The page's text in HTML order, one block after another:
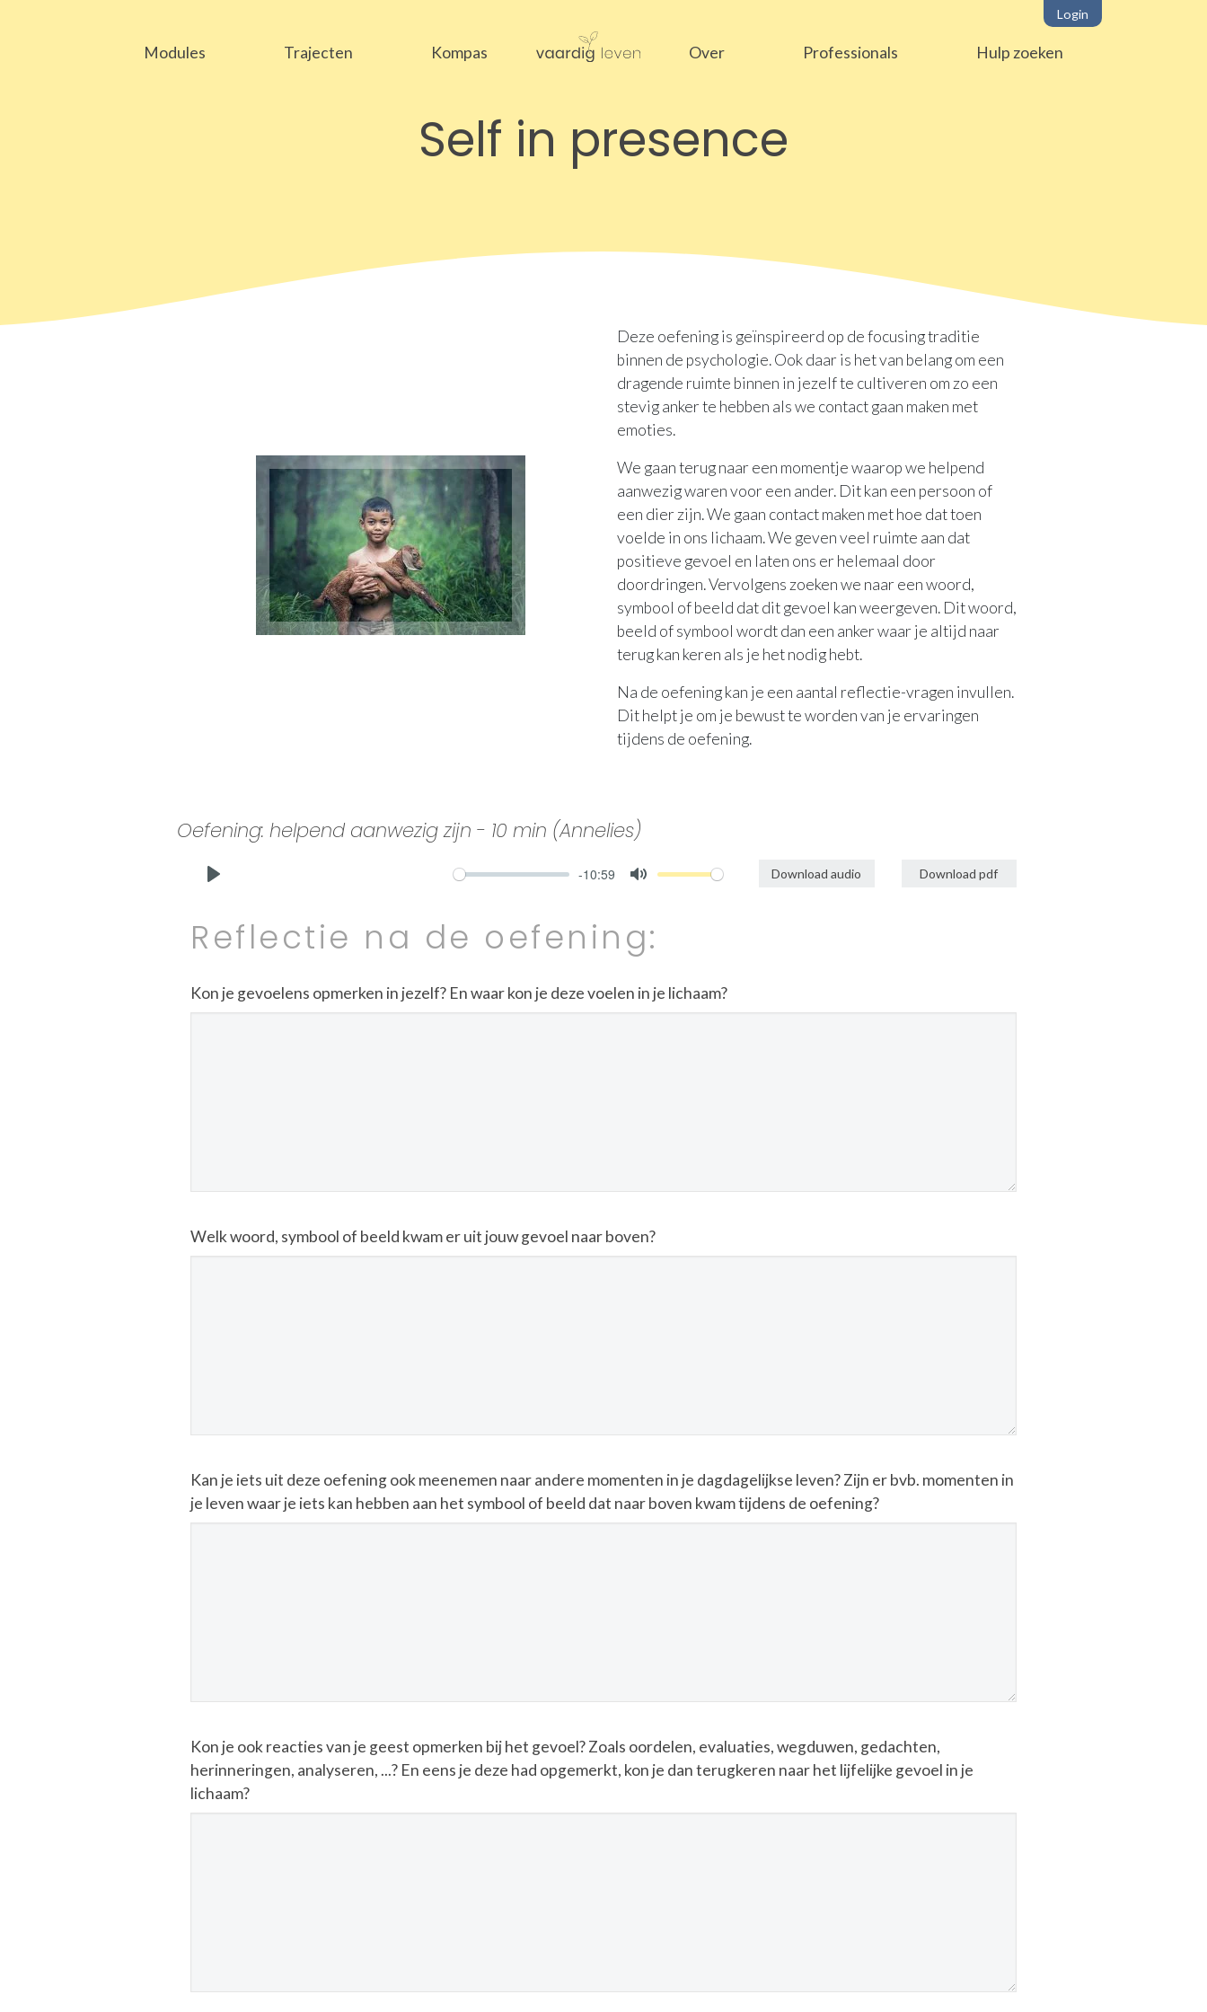
Login
Modules Trajecten Kompas Over Professionals Hulp zoeken
Self in presence
Deze oefening is geïnspireerd op de focusing traditie
binnen de psychologie. Ook daar is het van belang om een
dragende ruimte binnen in jezelf te cultiveren om zo een
stevig anker te hebben als we contact gaan maken met
emoties.
We gaan terug naar een momentje waarop we helpend
aanwezig waren voor een ander. Dit kan een persoon of
een dier zijn. We gaan contact maken met hoe dat toen
voelde in ons lichaam. We geven veel ruimte aan dat
positieve gevoel en laten ons er helemaal door
doordringen. Vervolgens zoeken we naar een woord,
symbool of beeld dat dit gevoel kan weergeven. Dit woord,
beeld of symbool wordt dan een anker waar je altijd naar
terug kan keren als je het nodig hebt.
Na de oefening kan je een aantal reflectie-vragen invullen.
Dit helpt je om je bewust te worden van je ervaringen
tijdens de oefening.
Oefening: helpend aanwezig zijn - 10 min (Annelies)
-10:59 Download audio Download pdf
Reflectie na de oefening:
Kon je gevoelens opmerken in jezelf? En waar kon je deze voelen in je lichaam?
Welk woord, symbool of beeld kwam er uit jouw gevoel naar boven?
Kan je iets uit deze oefening ook meenemen naar andere momenten in je dagdagelijkse leven? Zijn er bvb. momenten in
je leven waar je iets kan hebben aan het symbool of beeld dat naar boven kwam tijdens de oefening?
Kon je ook reacties van je geest opmerken bij het gevoel? Zoals oordelen, evaluaties, wegduwen, gedachten,
herinneringen, analyseren, ...? En eens je deze had opgemerkt, kon je dan terugkeren naar het lijfelijke gevoel in je
lichaam?